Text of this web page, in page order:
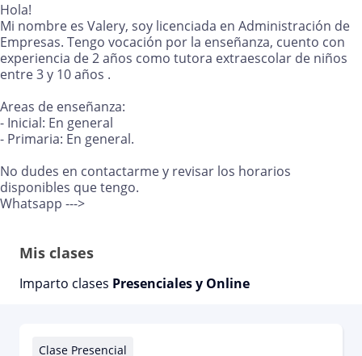
Hola!
Mi nombre es Valery, soy licenciada en Administración de
Empresas. Tengo vocación por la enseñanza, cuento con
experiencia de 2 años como tutora extraescolar de niños
entre 3 y 10 años .
Areas de enseñanza:
- Inicial: En general
- Primaria: En general.
No dudes en contactarme y revisar los horarios
disponibles que tengo.
Whatsapp --->
Mis clases
Imparto clases Presenciales y Online
Clase Presencial